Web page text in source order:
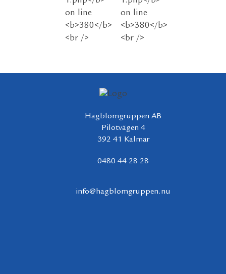
Hagblomgruppen AB
Pilotvägen 4
392 41 Kalmar
0480 44 28 28
info@hagblomgruppen.nu